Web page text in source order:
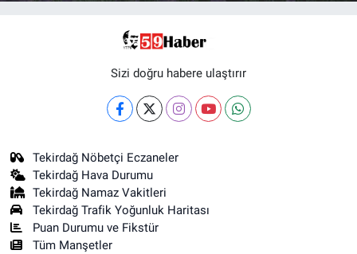
Sizi doğru habere ulaştırır
Tekirdağ Nöbetçi Eczaneler
Tekirdağ Hava Durumu
Tekirdağ Namaz Vakitleri
Tekirdağ Trafik Yoğunluk Haritası
Puan Durumu ve Fikstür
Tüm Manşetler